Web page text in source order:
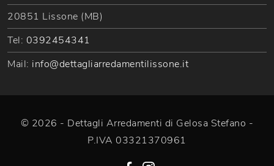
20851 Lissone (MB)
Tel: 0392454341
Mail: info@dettagliarredamentilissone.it
© 2026 - Dettagli Arredamenti di Gelosa Stefano -
P.IVA 03321370961